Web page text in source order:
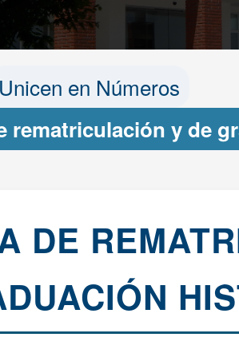
Unicen en Números
rematriculación y de
DE